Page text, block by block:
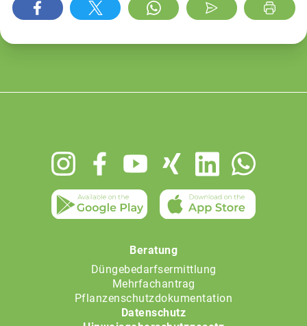
Beratung
Düngebedarfsermittlung
Mehrfachantrag
Pflanzenschutzdokumentation
Datenschutz